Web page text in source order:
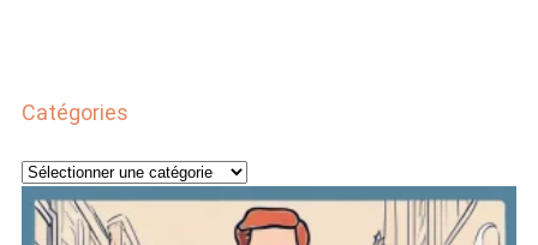
Catégories